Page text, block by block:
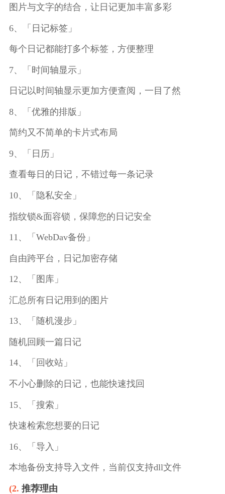
图片与文字的结合，让日记更加丰富多彩
6、「日记标签」
每个日记都能打多个标签，方便整理
7、「时间轴显示」
日记以时间轴显示更加方便查阅，一目了然
8、「优雅的排版」
简约又不简单的卡片式布局
9、「日历」
查看每日的日记，不错过每一条记录
10、「隐私安全」
指纹锁&面容锁，保障您的日记安全
11、「WebDav备份」
自由跨平台，日记加密存储
12、「图库」
汇总所有日记用到的图片
13、「随机漫步」
随机回顾一篇日记
14、「回收站」
不小心删除的日记，也能快速找回
15、「搜索」
快速检索您想要的日记
16、「导入」
本地备份支持导入文件，当前仅支持dll文件
(2. 推荐理由